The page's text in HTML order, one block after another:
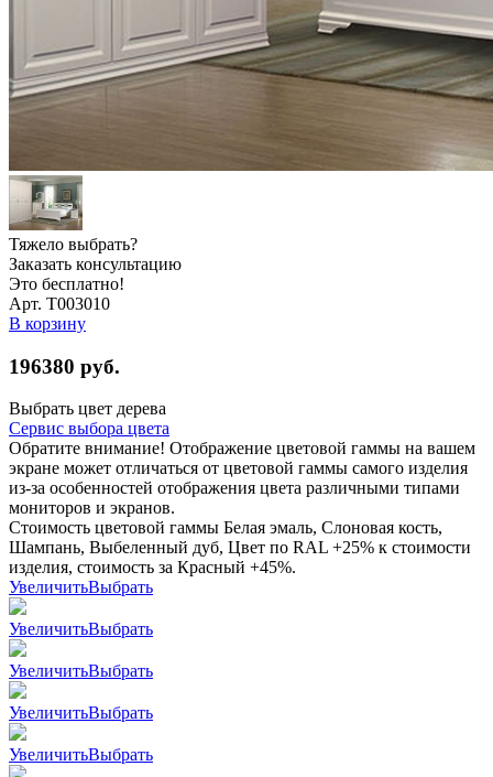
Тяжело выбрать?
Заказать консультацию
Это бесплатно!
Арт. Т003010
В корзину
196380 руб.
Выбрать цвет дерева
Сервис выбора цвета
Обратите внимание! Отображение цветовой гаммы на вашем
экране может отличаться от цветовой гаммы самого изделия
из-за особенностей отображения цвета различными типами
мониторов и экранов.
Стоимость цветовой гаммы Белая эмаль, Слоновая кость,
Шампань, Выбеленный дуб, Цвет по RAL +25% к стоимости
изделия, стоимость за Красный +45%.
УвеличитьВыбрать
УвеличитьВыбрать
УвеличитьВыбрать
УвеличитьВыбрать
УвеличитьВыбрать